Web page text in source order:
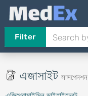
Filter
এজাসাইট সাসপেনশন